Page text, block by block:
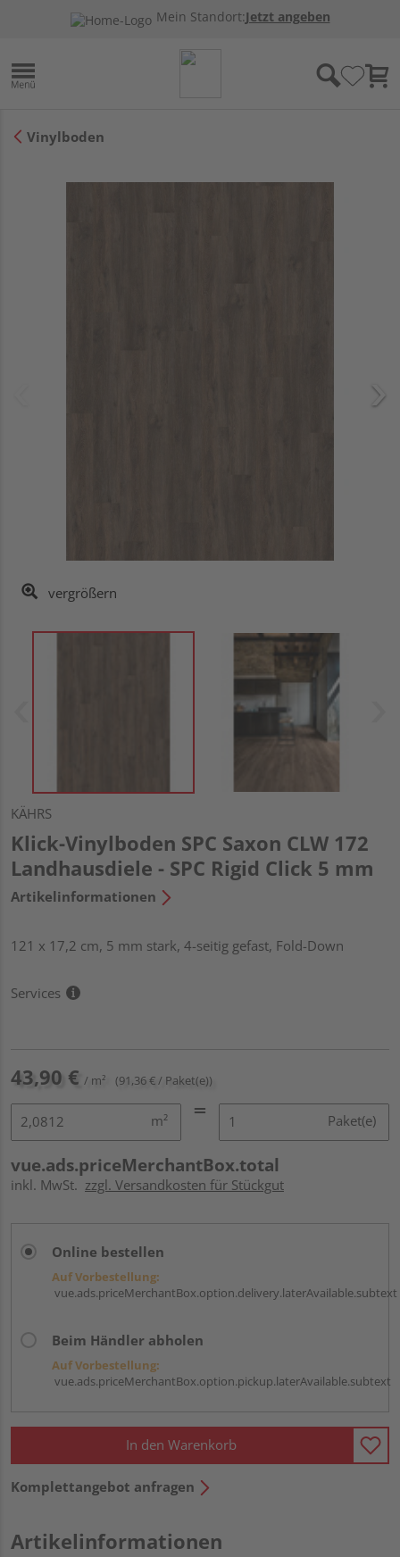
Mein Standort:Jetzt angeben
Vinylboden
vergrößern
KÄHRS
Klick-Vinylboden SPC Saxon CLW 172
Landhausdiele - SPC Rigid Click 5 mm
Artikelinformationen
121 x 17,2 cm, 5 mm stark, 4-seitig gefast, Fold-Down
Services
43,90 € / m² (91,36 € / Paket(e))
m² Paket(e)
vue.ads.priceMerchantBox.total
inkl. MwSt. zzgl. Versandkosten für Stückgut
Online bestellen
Auf Vorbestellung:
vue.ads.priceMerchantBox.option.delivery.laterAvailable.subtext
Beim Händler abholen
Auf Vorbestellung:
vue.ads.priceMerchantBox.option.pickup.laterAvailable.subtext
In den Warenkorb
Komplettangebot anfragen
Artikelinformationen